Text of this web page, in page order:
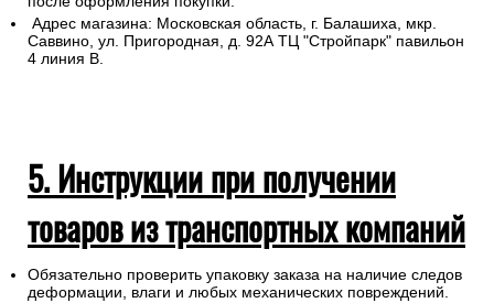
Адрес магазина: Московская область, г. Балашиха, мкр.
Саввино, ул. Пригородная, д. 92А ТЦ "Стройпарк" павильон
4 линия В.
5. Инструкции при получении
товаров из транспортных компаний
Обязательно проверить упаковку заказа на наличие следов
деформации, влаги и любых механических повреждений.